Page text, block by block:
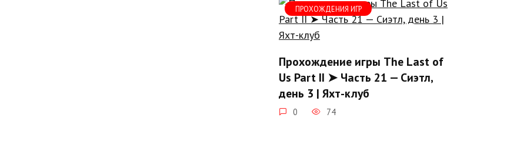
ПРОХОЖДЕНИЯ ИГР
Прохождение игры The Last of
Us Part II ➤ Часть 21 — Сиэтл,
день 3 | Яхт-клуб
0 74